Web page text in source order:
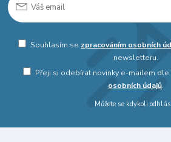
Souhlasím se zpracováním osobních
newsletteru.
Přeji si odebírat novinky e-mailem dle
osobních údajů.
Můžete se kdykoli